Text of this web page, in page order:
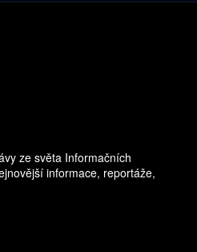
ze světa Informačních
informace, reportáže,